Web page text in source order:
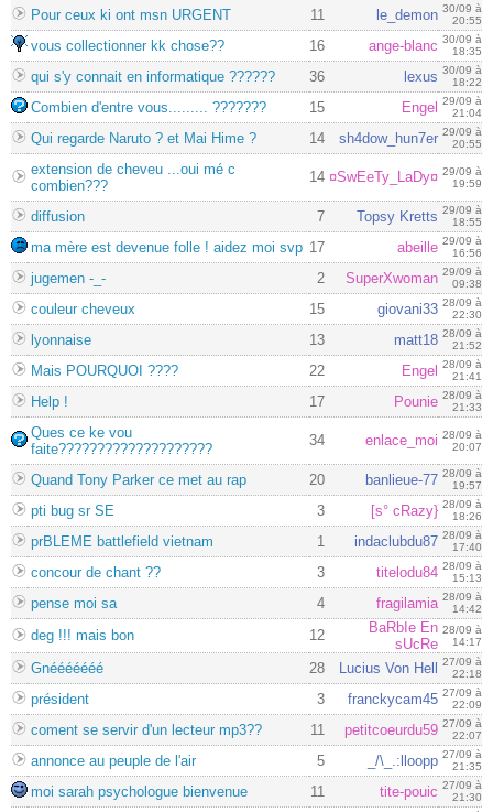
Pour ceux ki ont msn URGENT 11 le_demon 30/09 à
20:55
vous collectionner kk chose?? 16 ange-blanc 30/09 à
18:35
qui s'y connait en informatique ?????? 36 lexus 30/09 à
18:22
Combien d'entre vous......... ??????? 15 Engel
29/09 à
21:04
Qui regarde Naruto ? et Mai Hime ? 14 sh4dow_hun7er 29/09 à
20:55
extension de cheveu ...oui mé c
combien???
14 ¤SwEeTy_LaDy¤ 29/09 à
19:59
diffusion 7 Topsy Kretts 29/09 à
18:55
ma mère est devenue folle ! aidez moi svp 17 abeille 29/09 à
16:56
jugemen -_- 2 SuperXwoman 29/09 à
09:38
couleur cheveux 15 giovani33 28/09 à
22:30
lyonnaise 13 matt18 28/09 à
21:52
Mais POURQUOI ???? 22 Engel
28/09 à
21:41
Help ! 17 Pounie 28/09 à
21:33
Ques ce ke vou
faite????????????????????
34 enlace_moi 28/09 à
20:07
Quand Tony Parker ce met au rap 20 banlieue-77 28/09 à
19:57
pti bug sr SE 3 [s° cRazy} 28/09 à
18:26
prBLEME battlefield vietnam 1 indaclubdu87 28/09 à
17:40
concour de chant ?? 3 titelodu84 28/09 à
15:13
pense moi sa 4 fragilamia 28/09 à
14:42
deg !!! mais bon 12
BaRbIe En
sUcRe
28/09 à
14:17
Gnééééééé 28 Lucius Von Hell
27/09 à
22:18
président 3 franckycam45 27/09 à
22:09
coment se servir d'un lecteur mp3?? 11 petitcoeurdu59 27/09 à
22:07
annonce au peuple de l'air 5 _/\_.:lloopp 27/09 à
21:35
moi sarah psychologue bienvenue 11 tite-pouic 27/09 à
21:30